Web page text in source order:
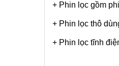
+ Phin lọc gồm
+ Phin lọc thô
+ Phin lọc tĩnh